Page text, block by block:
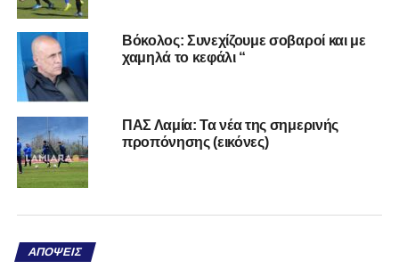
Βόκολος: Συνεχίζουμε σοβαροί και με
χαμηλά το κεφάλι “
ΠΑΣ Λαμία: Τα νέα της σημερινής
προπόνησης (εικόνες)
ΑΠΌΨΕΙΣ